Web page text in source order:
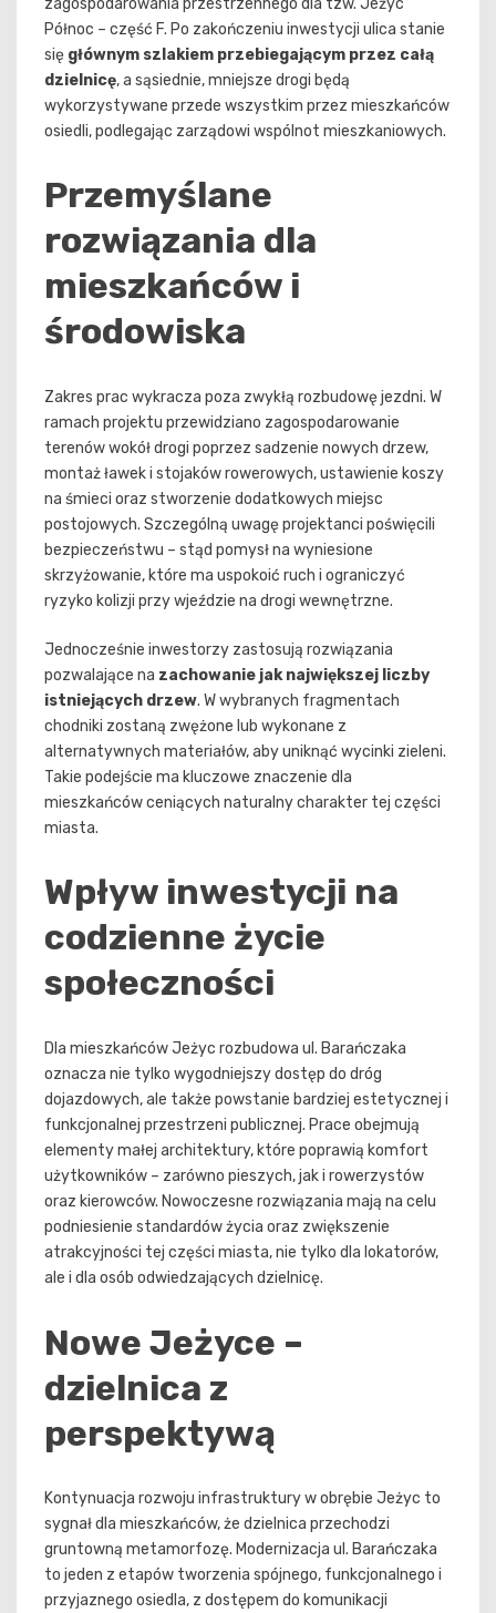
Północ – część F. Po zakończeniu inwestycji ulica stanie
się głównym szlakiem przebiegającym przez całą
dzielnicę, a sąsiednie, mniejsze drogi będą
wykorzystywane przede wszystkim przez mieszkańców
osiedli, podlegając zarządowi wspólnot mieszkaniowych.
Przemyślane
rozwiązania dla
mieszkańców i
środowiska
Zakres prac wykracza poza zwykłą rozbudowę jezdni. W
ramach projektu przewidziano zagospodarowanie
terenów wokół drogi poprzez sadzenie nowych drzew,
montaż ławek i stojaków rowerowych, ustawienie koszy
na śmieci oraz stworzenie dodatkowych miejsc
postojowych. Szczególną uwagę projektanci poświęcili
bezpieczeństwu – stąd pomysł na wyniesione
skrzyżowanie, które ma uspokoić ruch i ograniczyć
ryzyko kolizji przy wjeździe na drogi wewnętrzne.
Jednocześnie inwestorzy zastosują rozwiązania
pozwalające na zachowanie jak największej liczby
istniejących drzew. W wybranych fragmentach
chodniki zostaną zwężone lub wykonane z
alternatywnych materiałów, aby uniknąć wycinki zieleni.
Takie podejście ma kluczowe znaczenie dla
mieszkańców ceniących naturalny charakter tej części
miasta.
Wpływ inwestycji na
codzienne życie
społeczności
Dla mieszkańców Jeżyc rozbudowa ul. Barańczaka
oznacza nie tylko wygodniejszy dostęp do dróg
dojazdowych, ale także powstanie bardziej estetycznej i
funkcjonalnej przestrzeni publicznej. Prace obejmują
elementy małej architektury, które poprawią komfort
użytkowników – zarówno pieszych, jak i rowerzystów
oraz kierowców. Nowoczesne rozwiązania mają na celu
podniesienie standardów życia oraz zwiększenie
atrakcyjności tej części miasta, nie tylko dla lokatorów,
ale i dla osób odwiedzających dzielnicę.
Nowe Jeżyce –
dzielnica z
perspektywą
Kontynuacja rozwoju infrastruktury w obrębie Jeżyc to
sygnał dla mieszkańców, że dzielnica przechodzi
gruntowną metamorfozę. Modernizacja ul. Barańczaka
to jeden z etapów tworzenia spójnego, funkcjonalnego i
przyjaznego osiedla, z dostępem do komunikacji